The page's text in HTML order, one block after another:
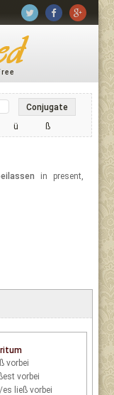
Conjugate
ü ß
in present,
vorbei
vorbei
es ließ vorbei